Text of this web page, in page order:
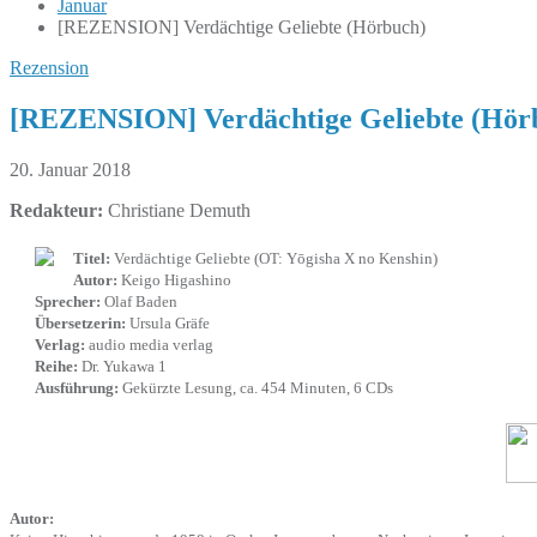
Januar
[REZENSION] Verdächtige Geliebte (Hörbuch)
Rezension
[REZENSION] Verdächtige Geliebte
20. Januar 2018
Redakteur: Christiane Demuth
Titel: Verdächtige Geliebte (OT: Yōgisha X no Kenshin)
Autor: Keigo Higashino
Sprecher: Olaf Baden
Übersetzerin: Ursula Gräfe
Verlag: audio media verlag
Reihe: Dr. Yukawa 1
Ausführung: Gekürzte Lesung, ca. 454 Minuten, 6 CDs
Autor: